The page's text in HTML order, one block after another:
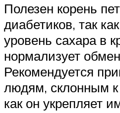
Полезен корень
диабетиков, так
уровень сахара в
нормализует
Рекомендуется
людям, склонным к
как он укрепляет